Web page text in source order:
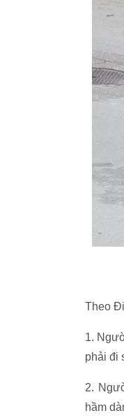
Theo
1.
phải đi
2.
hầm